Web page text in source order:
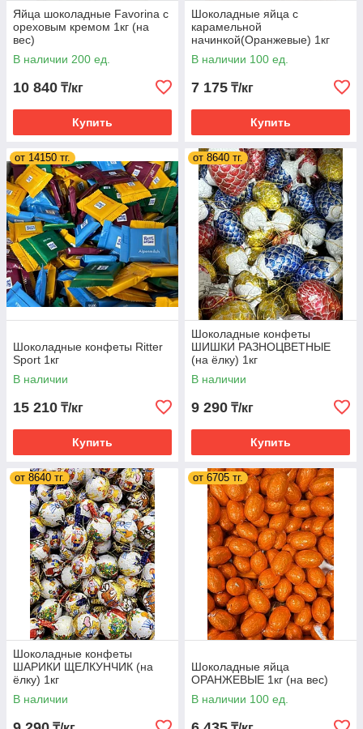
Яйца шоколадные Favorina с
ореховым кремом 1кг (на
вес)
В наличии 200 ед.
10 840 ₸/кг
Купить
Шоколадные яйца с
карамельной
начинкой(Оранжевые) 1кг
В наличии 100 ед.
7 175 ₸/кг
Купить
от 14150 тг.
Шоколадные конфеты Ritter
Sport 1кг
В наличии
15 210 ₸/кг
Купить
от 8640 тг.
Шоколадные конфеты
ШИШКИ РАЗНОЦВЕТНЫЕ
(на ёлку) 1кг
В наличии
9 290 ₸/кг
Купить
от 8640 тг.
Шоколадные конфеты
ШАРИКИ ЩЕЛКУНЧИК (на
ёлку) 1кг
В наличии
от 6705 тг.
Шоколадные яйца
ОРАНЖЕВЫЕ 1кг (на вес)
В наличии 100 ед.